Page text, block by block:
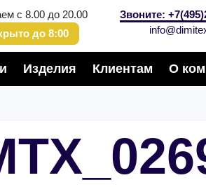
с 8.00 до 20.00
до 8:00
Звоните:
Изделия Клиентам О